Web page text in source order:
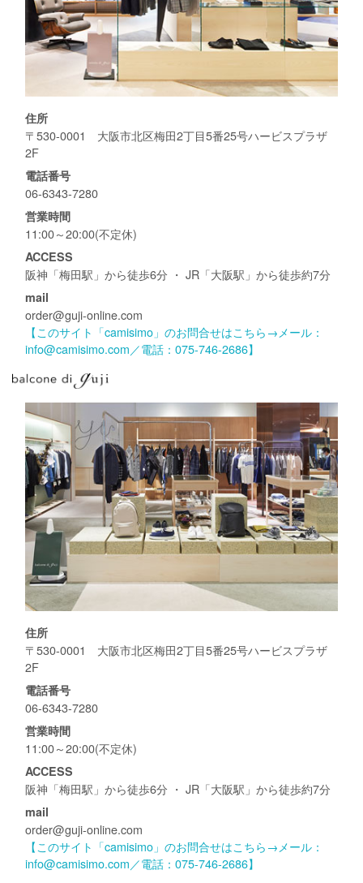
住所
〒530-0001 大阪市北区梅田2丁目5番25号ハービスプラザ
2F
電話番号
06-6343-7280
営業時間
11:00～20:00(不定休)
ACCESS
阪神「梅田駅」から徒歩6分 ・ JR「大阪駅」から徒歩約7分
mail
order@guji-online.com
【このサイト「camisimo」のお問合せはこちら→メール：
info@camisimo.com／電話：075-746-2686】
住所
〒530-0001 大阪市北区梅田2丁目5番25号ハービスプラザ
2F
電話番号
06-6343-7280
営業時間
11:00～20:00(不定休)
ACCESS
阪神「梅田駅」から徒歩6分 ・ JR「大阪駅」から徒歩約7分
mail
order@guji-online.com
【このサイト「camisimo」のお問合せはこちら→メール：
info@camisimo.com／電話：075-746-2686】